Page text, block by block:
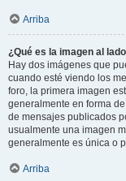
Arriba
¿Qué es la imagen al
Hay dos imágenes que
cuando esté viendo los
foro, la primera imagen
generalmente en forma
de mensajes publicados
usualmente una imagen
generalmente es única o
Arriba